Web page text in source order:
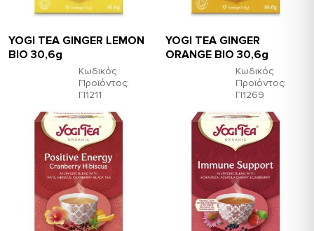
Κωδικός
Προϊόντος:
ΓΙ1211
YOGI TEA GINGER LEMON
ΒΙΟ 30,6g
Κωδικός
Προϊόντος:
ΓΙ1269
YOGI TEA GINGER
ORANGE BΙΟ 30,6g